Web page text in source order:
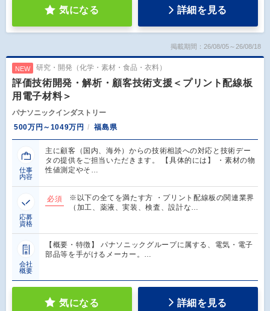
気になる 詳細を見る
掲載期間：26/08/05～26/08/18
NEW 研究・開発（化学・素材・食品・衣料）
評価技術開発・解析・顧客技術支援＜プリント配線板
用電子材料＞
パナソニックインダストリー
500万円～1049万円
福島県
仕事
内容
主に顧客（国内、海外）からの技術相談への対応と技術デー
タの提供をご担当いただきます。 【具体的には】 ・素材の物
性値測定やそ…
応募
資格
必須
※以下の全てを満たす方 ・プリント配線板の関連業界
（加工、薬液、実装、検査、設計な…
会社
概要
【概要・特徴】 パナソニックグループに属する、電気・電子
部品等を手がけるメーカー。…
気になる 詳細を見る